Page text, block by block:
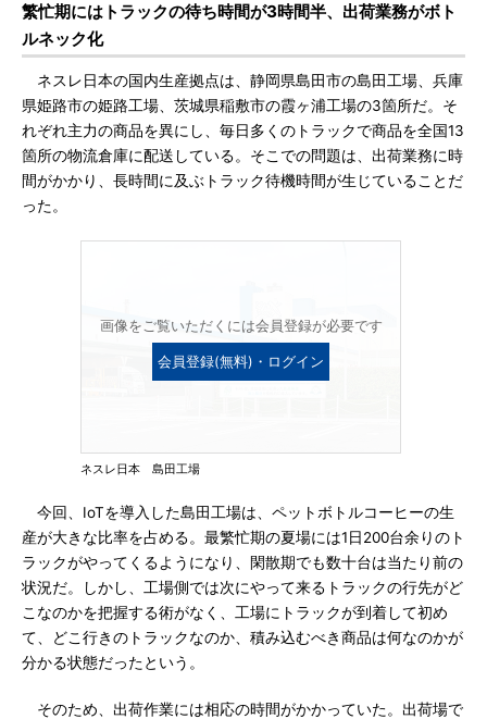
繁忙期にはトラックの待ち時間が3時間半、出荷業務がボト
ルネック化
ネスレ日本の国内生産拠点は、静岡県島田市の島田工場、兵庫
県姫路市の姫路工場、茨城県稲敷市の霞ヶ浦工場の3箇所だ。そ
れぞれ主力の商品を異にし、毎日多くのトラックで商品を全国13
箇所の物流倉庫に配送している。そこでの問題は、出荷業務に時
間がかかり、長時間に及ぶトラック待機時間が生じていることだ
った。
画像をご覧いただくには会員登録が必要です
会員登録(無料)・ログイン
ネスレ日本 島田工場
今回、IoTを導入した島田工場は、ペットボトルコーヒーの生
産が大きな比率を占める。最繁忙期の夏場には1日200台余りのト
ラックがやってくるようになり、閑散期でも数十台は当たり前の
状況だ。しかし、工場側では次にやって来るトラックの行先がど
こなのかを把握する術がなく、工場にトラックが到着して初め
て、どこ行きのトラックなのか、積み込むべき商品は何なのかが
分かる状態だったという。
そのため、出荷作業には相応の時間がかかっていた。出荷場で